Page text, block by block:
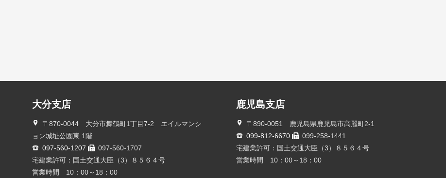
大分支店
〒870-0044 大分市舞鶴町1丁目7-2 エイルマンシ
ョン城址公園東 1階
097-560-1207
097-560-1707
宅建業許可：国土交通大臣（3）８５６４号
営業時間 10：00～18：00
鹿児島支店
〒890-0051 鹿児島県鹿児島市高麗町2-1
099-812-6670
099-258-1441
宅建業許可：国土交通大臣（3）８５６４号
営業時間 10：00～18：00